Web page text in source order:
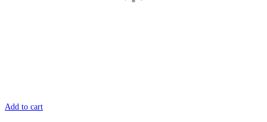
Add to cart